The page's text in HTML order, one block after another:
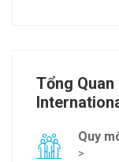
Tổng
Quy
>